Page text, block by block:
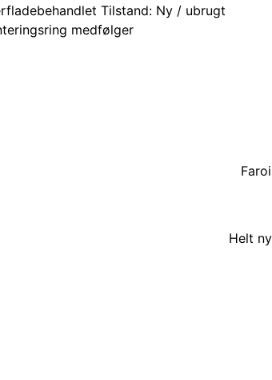
Tilstand: Ny / ubrugt
medfølger
Helt